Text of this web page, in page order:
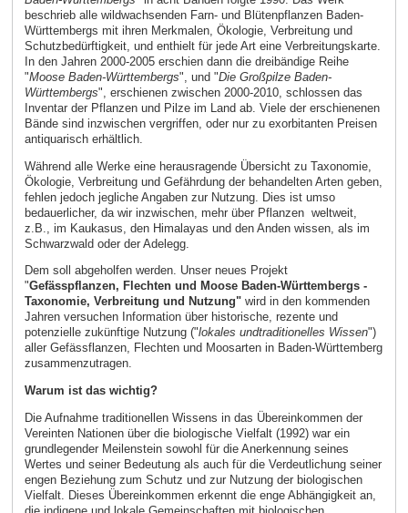
beschrieb alle wildwachsenden Farn- und Blütenpflanzen Baden-
Württembergs mit ihren Merkmalen, Ökologie, Verbreitung und
Schutzbedürftigkeit, und enthielt für jede Art eine Verbreitungskarte.
In den Jahren 2000-2005 erschien dann die dreibändige Reihe
"Moose Baden-Württembergs", und "Die Großpilze Baden-
Württembergs", erschienen zwischen 2000-2010, schlossen das
Inventar der Pflanzen und Pilze im Land ab. Viele der erschienenen
Bände sind inzwischen vergriffen, oder nur zu exorbitanten Preisen
antiquarisch erhältlich.
Während alle Werke eine herausragende Übersicht zu Taxonomie,
Ökologie, Verbreitung und Gefährdung der behandelten Arten geben,
fehlen jedoch jegliche Angaben zur Nutzung. Dies ist umso
bedauerlicher, da wir inzwischen, mehr über Pflanzen weltweit,
z.B., im Kaukasus, den Himalayas und den Anden wissen, als im
Schwarzwald oder der Adelegg.
Dem soll abgeholfen werden. Unser neues Projekt
"Gefässpflanzen, Flechten und Moose Baden-Württembergs -
Taxonomie, Verbreitung und Nutzung"wird in den kommenden
Jahren versuchen Information über historische, rezente und
potenzielle zukünftige Nutzung ("lokales undtraditionelles Wissen")
aller Gefässflanzen, Flechten und Moosarten in Baden-Württemberg
zusammenzutragen.
Warum ist das wichtig?
Die Aufnahme traditionellen Wissens in das Übereinkommen der
Vereinten Nationen über die biologische Vielfalt (1992) war ein
grundlegender Meilenstein sowohl für die Anerkennung seines
Wertes und seiner Bedeutung als auch für die Verdeutlichung seiner
engen Beziehung zum Schutz und zur Nutzung der biologischen
Vielfalt. Dieses Übereinkommen erkennt die enge Abhängigkeit an,